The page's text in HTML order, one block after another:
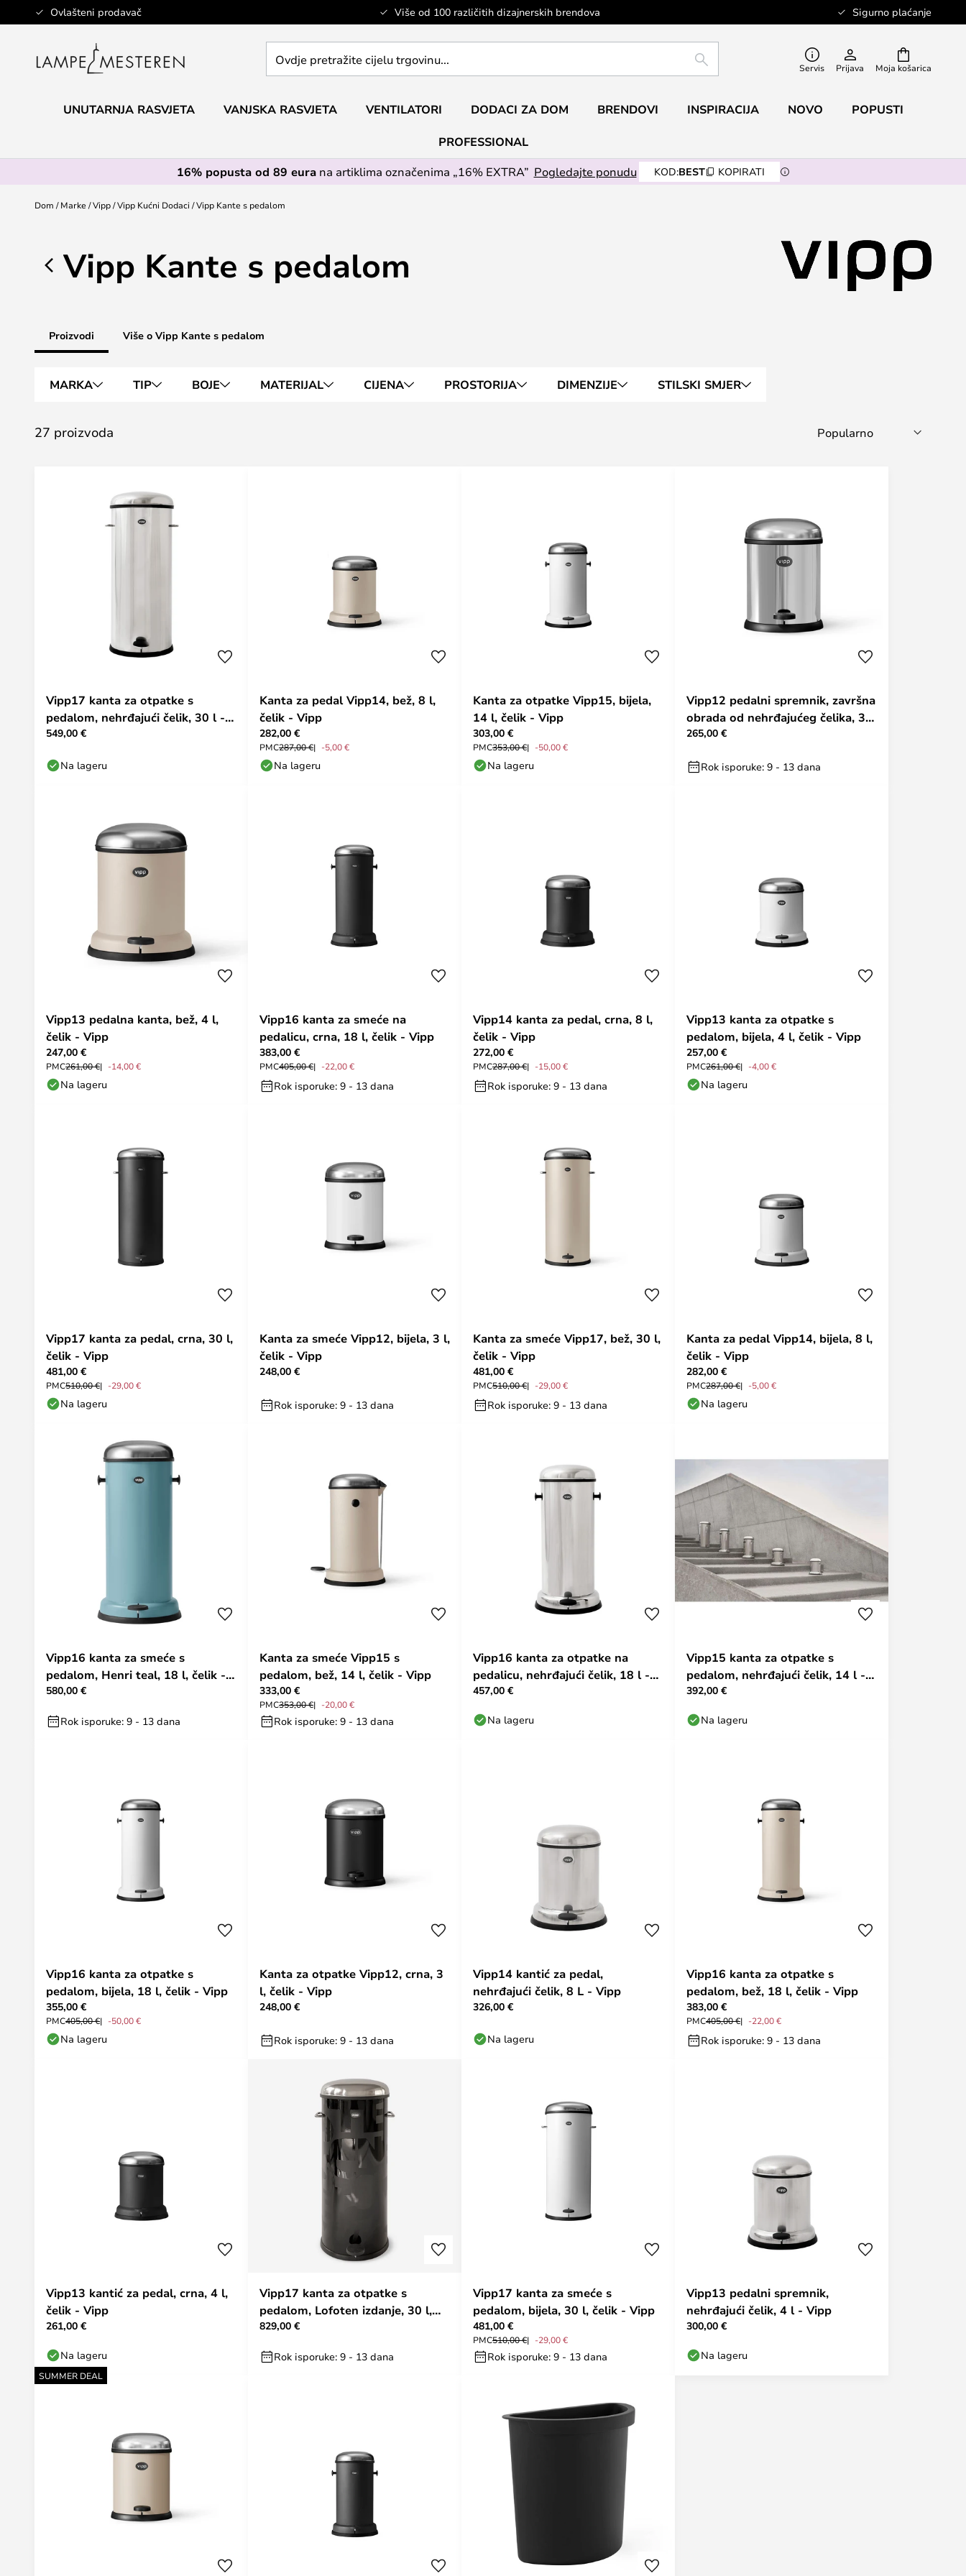
Ovlašteni prodavač Više od 100 različitih dizajnerskih brendova Sigurno plaćanje
Skip
to
Moja košarica
pretražite
trgovinu...
TRAŽI Servis Prijava
UNUTARNJA RASVJETA VANJSKA RASVJETA VENTILATORI DODACI ZA DOM BRENDOVI INSPIRACIJA NOVO POPUSTI
PROFESSIONAL
16% popusta od 89 eurana artiklima označenima „16% EXTRA” Pogledajte ponudu KOD:BEST KOPIRATI
Dom Marke Vipp Vipp Kućni Dodaci Vipp Kante s pedalom
Vipp Kante s pedalom
Proizvodi Više o Vipp Kante s pedalom
MARKA TIP BOJE MATERIJAL CIJENA PROSTORIJA DIMENZIJE STILSKI SMJER
27 proizvoda
Vipp17 kanta za otpatke s
pedalom, nehrđajući čelik, 30 l -
Vipp
549,00 €
Na lageru
Kanta za pedal Vipp14, bež, 8 l,
čelik - Vipp
282,00 €
PMC287,00 € -5,00 €
Na lageru
Kanta za otpatke Vipp15, bijela,
14 l, čelik - Vipp
303,00 €
PMC353,00 € -50,00 €
Na lageru
Vipp12 pedalni spremnik, završna
obrada od nehrđajućeg čelika, 3 l
- Vipp
265,00 €
Rok isporuke: 9 - 13 dana
Vipp13 pedalna kanta, bež, 4 l,
čelik - Vipp
247,00 €
PMC261,00 € -14,00 €
Na lageru
Vipp16 kanta za smeće na
pedalicu, crna, 18 l, čelik - Vipp
383,00 €
PMC405,00 € -22,00 €
Rok isporuke: 9 - 13 dana
Vipp14 kanta za pedal, crna, 8 l,
čelik - Vipp
272,00 €
PMC287,00 € -15,00 €
Rok isporuke: 9 - 13 dana
Vipp13 kanta za otpatke s
pedalom, bijela, 4 l, čelik - Vipp
257,00 €
PMC261,00 € -4,00 €
Na lageru
Vipp17 kanta za pedal, crna, 30 l,
čelik - Vipp
481,00 €
PMC510,00 € -29,00 €
Na lageru
Kanta za smeće Vipp12, bijela, 3 l,
čelik - Vipp
248,00 €
Rok isporuke: 9 - 13 dana
Kanta za smeće Vipp17, bež, 30 l,
čelik - Vipp
481,00 €
PMC510,00 € -29,00 €
Rok isporuke: 9 - 13 dana
Kanta za pedal Vipp14, bijela, 8 l,
čelik - Vipp
282,00 €
PMC287,00 € -5,00 €
Na lageru
Vipp16 kanta za smeće s
pedalom, Henri teal, 18 l, čelik -
Vipp
580,00 €
Rok isporuke: 9 - 13 dana
Kanta za smeće Vipp15 s
pedalom, bež, 14 l, čelik - Vipp
333,00 €
PMC353,00 € -20,00 €
Rok isporuke: 9 - 13 dana
Vipp16 kanta za otpatke na
pedalicu, nehrđajući čelik, 18 l -
Vipp
457,00 €
Na lageru
Vipp15 kanta za otpatke s
pedalom, nehrđajući čelik, 14 l -
Vipp
392,00 €
Na lageru
Vipp16 kanta za otpatke s
pedalom, bijela, 18 l, čelik - Vipp
355,00 €
PMC405,00 € -50,00 €
Na lageru
Kanta za otpatke Vipp12, crna, 3
l, čelik - Vipp
248,00 €
Rok isporuke: 9 - 13 dana
Vipp14 kantić za pedal,
nehrđajući čelik, 8 L - Vipp
326,00 €
Na lageru
Vipp16 kanta za otpatke s
pedalom, bež, 18 l, čelik - Vipp
383,00 €
PMC405,00 € -22,00 €
Rok isporuke: 9 - 13 dana
Vipp13 kantić za pedal, crna, 4 l,
čelik - Vipp
261,00 €
Na lageru
Vipp17 kanta za otpatke s
pedalom, Lofoten izdanje, 30 l,
čelik - Vipp
829,00 €
Rok isporuke: 9 - 13 dana
Vipp17 kanta za smeće s
pedalom, bijela, 30 l, čelik - Vipp
481,00 €
PMC510,00 € -29,00 €
Rok isporuke: 9 - 13 dana
Vipp13 pedalni spremnik,
nehrđajući čelik, 4 l - Vipp
300,00 €
Na lageru
SUMMER DEAL